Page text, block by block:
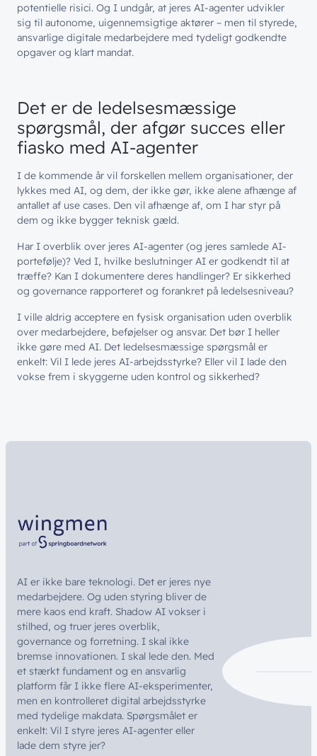
potentielle risici. Og I undgår, at jeres AI-agenter udvikler
sig til autonome, uigennemsigtige aktører – men til styrede,
ansvarlige digitale medarbejdere med tydeligt godkendte
opgaver og klart mandat.
Det er de ledelsesmæssige
spørgsmål, der afgør succes eller
fiasko med AI-agenter
I de kommende år vil forskellen mellem organisationer, der
lykkes med AI, og dem, der ikke gør, ikke alene afhænge af
antallet af use cases. Den vil afhænge af, om I har styr på
dem og ikke bygger teknisk gæld.
Har I overblik over jeres AI-agenter (og jeres samlede AI-
portefølje)? Ved I, hvilke beslutninger AI er godkendt til at
træffe? Kan I dokumentere deres handlinger? Er sikkerhed
og governance rapporteret og forankret på ledelsesniveau?
I ville aldrig acceptere en fysisk organisation uden overblik
over medarbejdere, beføjelser og ansvar. Det bør I heller
ikke gøre med AI. Det ledelsesmæssige spørgsmål er
enkelt: Vil I lede jeres AI-arbejdsstyrke? Eller vil I lade den
vokse frem i skyggerne uden kontrol og sikkerhed?
AI er ikke bare teknologi. Det er jeres nye
medarbejdere. Og uden styring bliver de
mere kaos end kraft. Shadow AI vokser i
stilhed, og truer jeres overblik,
governance og forretning. I skal ikke
bremse innovationen. I skal lede den. Med
et stærkt fundament og en ansvarlig
platform får I ikke flere AI-eksperimenter,
men en kontrolleret digital arbejdsstyrke
med tydelige makdata. Spørgsmålet er
enkelt: Vil I styre jeres AI-agenter eller
lade dem styre jer?